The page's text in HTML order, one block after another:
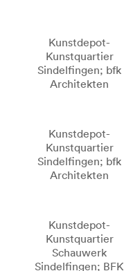
Kunstdepot-
Kunstquartier
Sindelfingen; bfk
Architekten
Kunstdepot-
Kunstquartier
Sindelfingen; bfk
Architekten
Kunstdepot-
Kunstquartier
Schauwerk
Sindelfingen; BFK